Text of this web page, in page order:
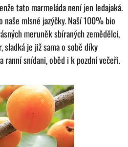
tato marmeláda není jen ledajaká.
mlsné jazýčky. Naší 100% bio
meruněk sbíraných zemědělci,
je již sama o sobě díky
ranní snídani, oběd i k pozdní večeři.